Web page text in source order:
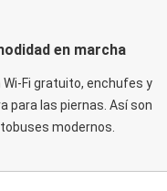
en marcha
Wi-Fi gratuito, enchufes y
para las piernas. Así son
modernos.